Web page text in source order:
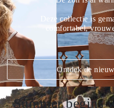
Deze collectie is
comfortabel,
Ontdek de
Summer begins